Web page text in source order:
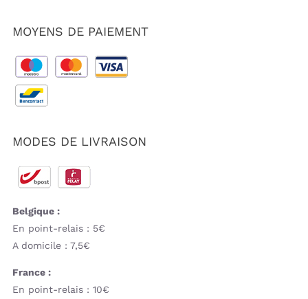
MOYENS DE PAIEMENT
MODES DE LIVRAISON
Belgique :
En point-relais : 5€
A domicile : 7,5€
France :
En point-relais : 10€